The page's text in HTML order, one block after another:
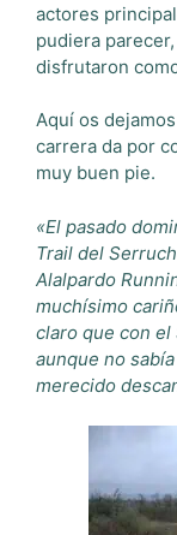
actores
pudiera
disfrutaron
Aquí os
carrera da por
muy buen pie.
«El pasado
Trail del
Alalpardo
muchísimo
claro que con el
aunque no
merecido